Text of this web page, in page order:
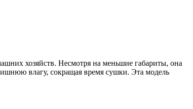
хозяйств. Несмотря на меньшие габариты, она
влагу, сокращая время сушки. Эта модель